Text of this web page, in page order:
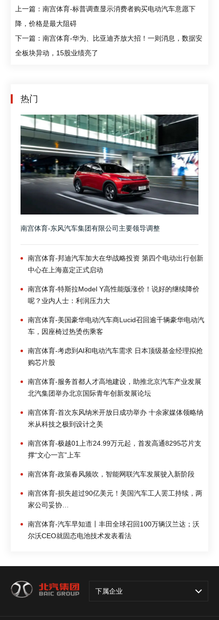
上一篇：南宫体育-标普调查显示消费者购买电动汽车意愿下
降，价格是最大阻碍
下一篇：南宫体育-华为、比亚迪齐放大招！一则消息，数据安
全板块异动，15股业绩亮了
热门
南宫体育-东风汽车集团有限公司主要领导调整
南宫体育-邦迪汽车加大在华战略投资 第四个电动出行创新
中心在上海嘉定正式启动
南宫体育-特斯拉Model Y高性能版涨价！说好的继续降价
呢？业内人士：利润压力大
南宫体育-美国豪华电动汽车商Lucid召回逾千辆豪华电动汽
车，因座椅过热烫伤乘客
南宫体育-考虑到AI和电动汽车需求 日本顶级基金经理拟抢
购芯片股
南宫体育-服务首都人才高地建设，助推北京汽车产业发展
北汽集团举办北京国际青年创新发展论坛
南宫体育-首次东风纳米开放日成功举办 十余家媒体领略纳
米从科技之极到设计之美
南宫体育-极越01上市24.99万元起，首发高通8295芯片支
撑“文心一言”上车
南宫体育-政策春风频吹，智能网联汽车发展驶入新阶段
南宫体育-损失超过90亿美元！美国汽车工人罢工持续，两
家公司妥协…
南宫体育-汽车早知道丨丰田全球召回100万辆汉兰达；沃
尔沃CEO就固态电池技术发表看法
下属企业